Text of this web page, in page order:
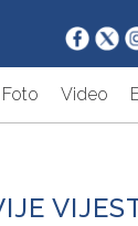
Foto Video